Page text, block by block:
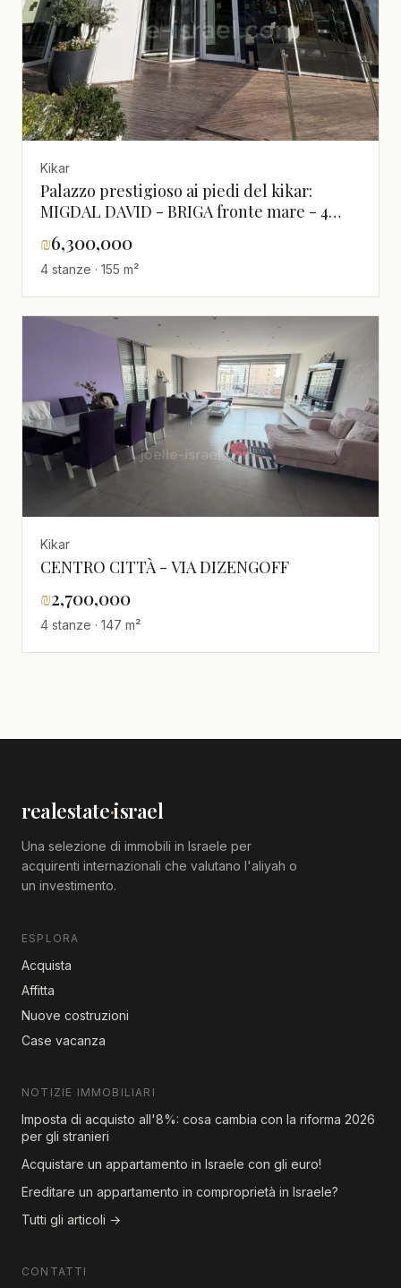
Kikar
Palazzo prestigioso ai piedi del kikar:
MIGDAL DAVID - BRIGA fronte mare - 4
locali 160m² + 24m² terrazza vista mare -
6.300.000 shekel
₪6,300,000
4 stanze · 155 m²
Kikar
CENTRO CITTÀ - VIA DIZENGOFF
₪2,700,000
4 stanze · 147 m²
realestate·israel
Una selezione di immobili in Israele per
acquirenti internazionali che valutano l'aliyah o
un investimento.
ESPLORA
Acquista
Affitta
Nuove costruzioni
Case vacanza
NOTIZIE IMMOBILIARI
Imposta di acquisto all'8%: cosa cambia con la riforma 2026
per gli stranieri
Acquistare un appartamento in Israele con gli euro!
Ereditare un appartamento in comproprietà in Israele?
Tutti gli articoli →
CONTATTI